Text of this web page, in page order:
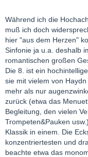
Während ich die
muß ich doch
hier "aus dem Herzen"
Sinfonie ja u.a. deshalb
romantischen großen
Die 8. ist ein
sie mit vielem von
mehr als nur
zurück (etwa das
Begleitung, den vielen
Trompeten&Pauken
Klassik in einem. Die
konzentriertesten und
beachte etwa das